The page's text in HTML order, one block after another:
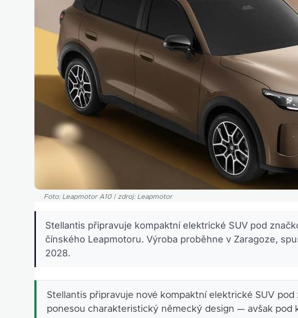
Foto: Leapmotor A10 | zdroj: Leapmotor
Stellantis připravuje kompaktní elektrické SUV pod
čínského Leapmotoru. Výroba proběhne v Zaragoze,
2028.
Stellantis připravuje nové kompaktní elektrické SUV
ponesou charakteristický německý design — avšak pod